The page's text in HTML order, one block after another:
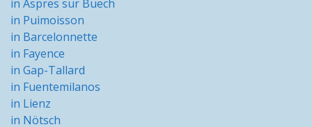
in Aspres sur Buech
in Puimoisson
in Barcelonnette
in Fayence
in Gap-Tallard
in Fuentemilanos
in Lienz
in Nötsch